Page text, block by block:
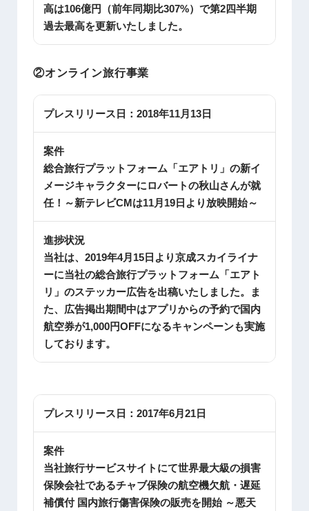
高は106億円（前年同期比307%）で第2四半期
過去最高を更新いたしました。
②オンライン旅行事業
プレスリリース日： 2018年11月13日
案件
総合旅行プラットフォーム「エアトリ」の新イ
メージキャラクターにロバートの秋山さんが就
任！～新テレビCMは11月19日より放映開始～
進捗状況
当社は、2019年4月15日より京成スカイライナ
ーに当社の総合旅行プラットフォーム「エアト
リ」のステッカー広告を出稿いたしました。ま
た、広告掲出期間中はアプリからの予約で国内
航空券が1,000円OFFになるキャンペーンも実施
しております。
プレスリリース日： 2017年6月21日
案件
当社旅行サービスサイトにて世界最大級の損害
保険会社であるチャブ保険の航空機欠航・遅延
補償付 国内旅行傷害保険の販売を開始 ～悪天